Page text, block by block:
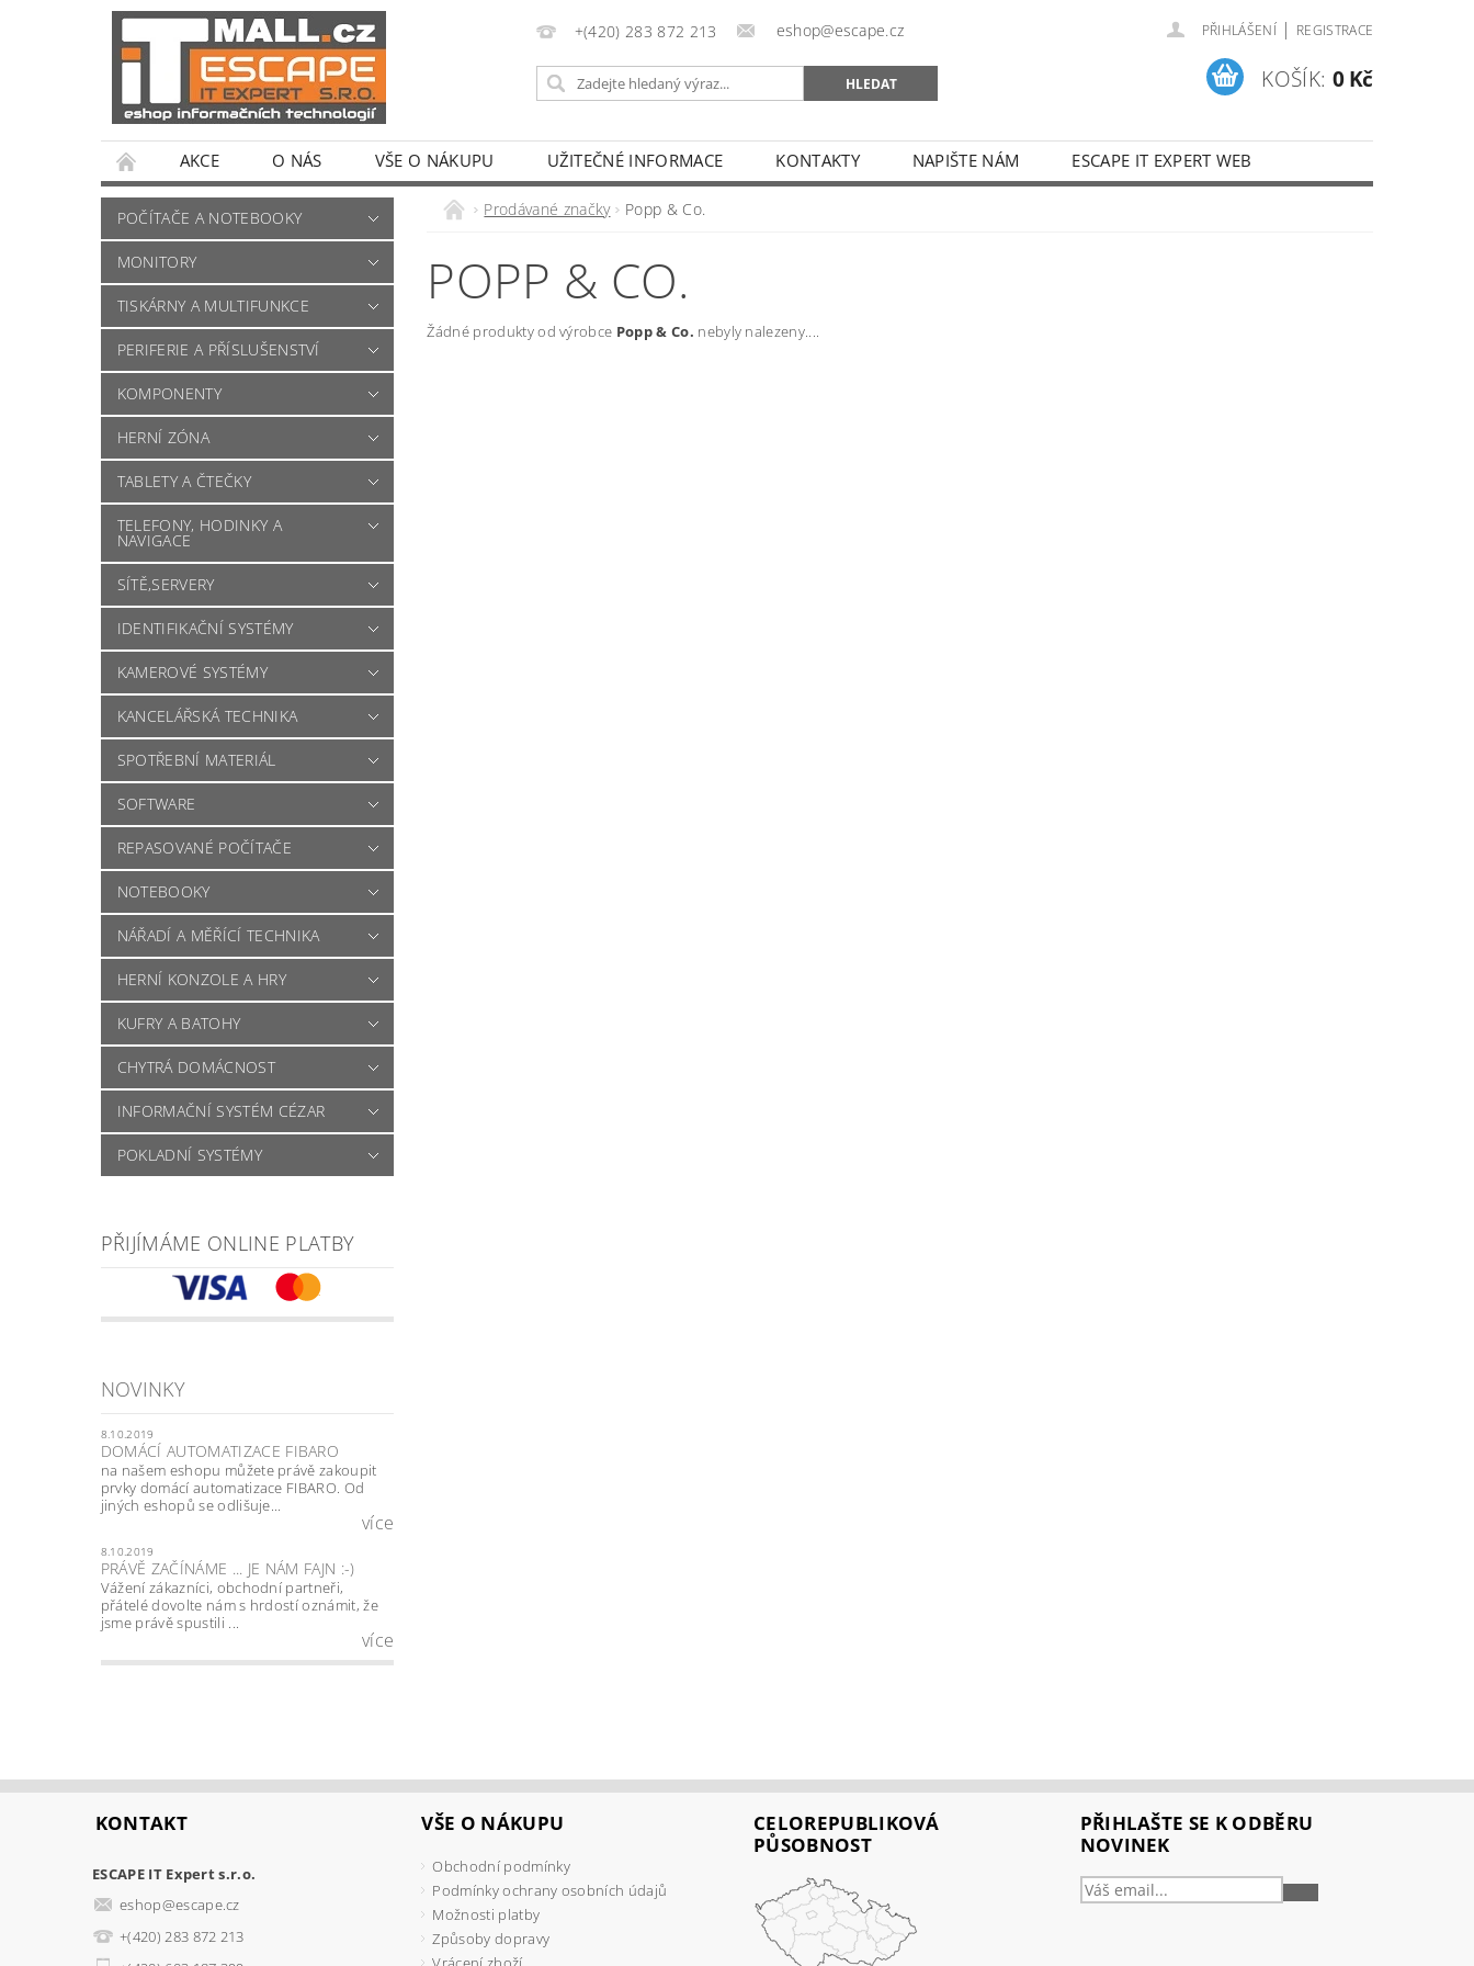
+(420) 283 872 213 eshop@escape.cz PŘIHLÁŠENÍ | REGISTRACE
KOŠÍK: 0 Kč
AKCE O NÁS VŠE O NÁKUPU UŽITEČNÉ INFORMACE KONTAKTY NAPIŠTE NÁM ESCAPE IT EXPERT WEB
POČÍTAČE A NOTEBOOKY
MONITORY
TISKÁRNY A MULTIFUNKCE
PERIFERIE A PŘÍSLUŠENSTVÍ
KOMPONENTY
HERNÍ ZÓNA
TABLETY A ČTEČKY
TELEFONY, HODINKY A
NAVIGACE
SÍTĚ,SERVERY
IDENTIFIKAČNÍ SYSTÉMY
KAMEROVÉ SYSTÉMY
KANCELÁŘSKÁ TECHNIKA
SPOTŘEBNÍ MATERIÁL
SOFTWARE
REPASOVANÉ POČÍTAČE
NOTEBOOKY
NÁŘADÍ A MĚŘÍCÍ TECHNIKA
HERNÍ KONZOLE A HRY
KUFRY A BATOHY
CHYTRÁ DOMÁCNOST
INFORMAČNÍ SYSTÉM CÉZAR
POKLADNÍ SYSTÉMY
PŘIJÍMÁME ONLINE PLATBY
NOVINKY
8.10.2019
DOMÁCÍ AUTOMATIZACE FIBARO
na našem eshopu můžete právě zakoupit
prvky domácí automatizace FIBARO. Od
jiných eshopů se odlišuje...
více
8.10.2019
PRÁVĚ ZAČÍNÁME ... JE NÁM FAJN :-)
Vážení zákazníci, obchodní partneři,
přátelé dovolte nám s hrdostí oznámit, že
jsme právě spustili ...
více
Prodávané značky Popp & Co.
POPP & CO.
Žádné produkty od výrobce Popp & Co. nebyly nalezeny....
KONTAKT
ESCAPE IT Expert s.r.o.
eshop@escape.cz
+(420) 283 872 213
VŠE O NÁKUPU
Obchodní podmínky
Podmínky ochrany osobních údajů
Možnosti platby
Způsoby dopravy
CELOREPUBLIKOVÁ
PŮSOBNOST
PŘIHLAŠTE SE K ODBĚRU
NOVINEK
PŘIHLÁSIT